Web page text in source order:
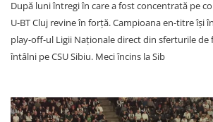
După luni întregi în care a fost concentrată pe
U-BT Cluj revine în forță. Campioana en-titre își
play-off-ul Ligii Naționale direct din sferturile de
întâlni pe CSU Sibiu. Meci încins la Sib